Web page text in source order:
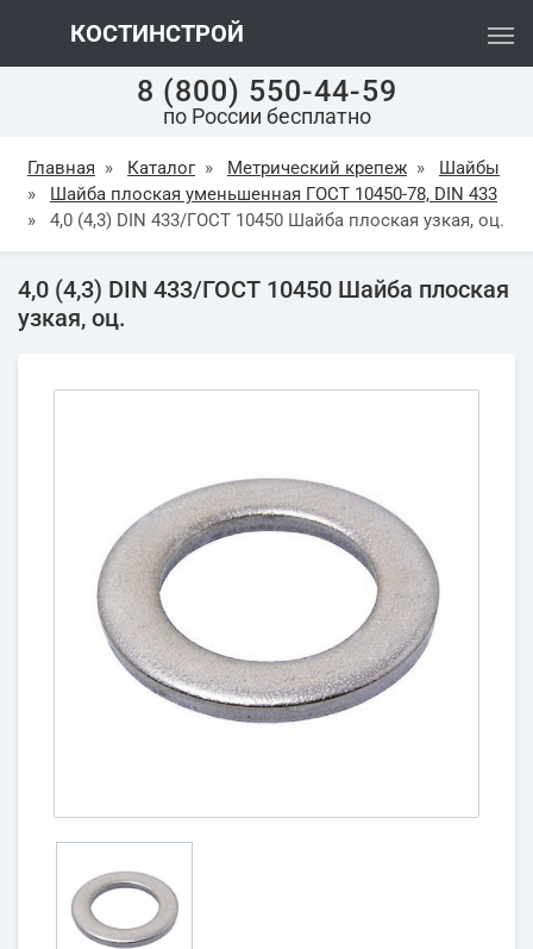
КОСТИНСТРОЙ
8 (800) 550-44-59
по России бесплатно
Главная » Каталог » Метрический крепеж »
Шайбы
»
Шайба плоская уменьшенная ГОСТ 10450-78, DIN 433
»
4,0 (4,3) DIN 433/ГОСТ 10450 Шайба плоская узкая, оц.
4,0 (4,3) DIN 433/ГОСТ 10450 Шайба плоская
узкая, оц.